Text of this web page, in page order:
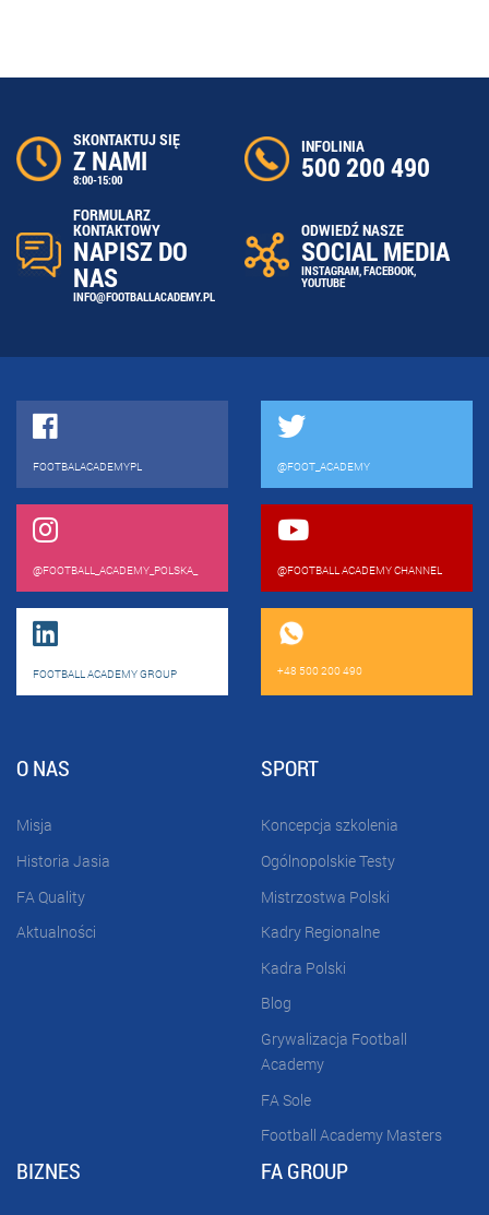
SKONTAKTUJ SIĘ
Z NAMI
8:00-15:00
INFOLINIA
500 200 490
FORMULARZ
KONTAKTOWY
NAPISZ DO
NAS
INFO@FOOTBALLACADEMY.PL
ODWIEDŹ NASZE
SOCIAL MEDIA
INSTAGRAM,FACEBOOK,
YOUTUBE
FOOTBALACADEMYPL @FOOT_ACADEMY
@FOOTBALL_ACADEMY_POLSKA_ @FOOTBALL ACADEMY CHANNEL
FOOTBALL ACADEMY GROUP +48 500 200 490
O NAS
Misja
Historia Jasia
FA Quality
Aktualności
SPORT
Koncepcja szkolenia
Ogólnopolskie Testy
Mistrzostwa Polski
Kadry Regionalne
Kadra Polski
Blog
Grywalizacja Football
Academy
FA Sole
Football Academy Masters
BIZNES FA GROUP